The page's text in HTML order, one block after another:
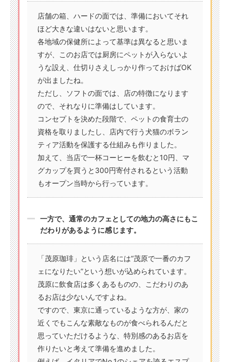
店舗の箱、ハードの面では、準備においてそれ
ほど大きな違いはないと思います。
各地域の保健所によって基準は異なると思いま
すが、このお店では厨房にペットが入らないよ
うな設え、仕切りさえしっかり作っておけばOK
が出ましたね。
ただし、ソフトの面では、店の特徴になります
ので、それなりに準備はしています。
コンセプトを決めた段階で、ペットの食育士の
資格を取りましたし、店内で行う犬猫のボラン
ティア活動を保護する仕組みも作りました。
加えて、当店で一杯コーヒーを飲むと10円、マ
グカップを買うと300円寄付されるという活動
もオープン当時から行っています。
一方で、通常のカフェとしての地力の高さにもこ
だわりがあるように感じます。
「茂原珈琲」という店名には“茂原で一番のカフ
ェになりたい”という想いが込められています。
茂原に飲食店は多くあるものの、こだわりのあ
るお店は少ないんですよね。
ですので、東京に通っているような方が、家の
近くでもこんな素敵なものが食べられるんだと
思っていただけるような、特別感のあるお店を
作りたいと考えて準備を進めました。